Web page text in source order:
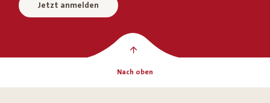
Jetzt anmelden
Nach oben